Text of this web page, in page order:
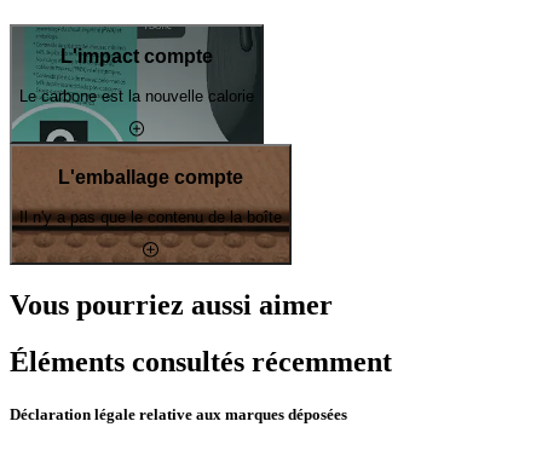
L'impact compte
Le carbone est la nouvelle calorie
L'emballage compte
Il n'y a pas que le contenu de la boîte
Vous pourriez aussi aimer
Éléments consultés récemment
Déclaration légale relative aux marques déposées